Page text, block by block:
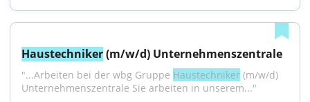
Haustechniker (m/w/d) Unternehmenszentrale
"...Arbeiten bei der wbg Gruppe Haustechniker (m/w/d)
Unternehmenszentrale Sie arbeiten in unserem..."